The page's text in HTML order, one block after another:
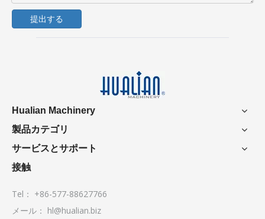
提出する
Hualian Machinery
製品カテゴリ
サービスとサポート
接触
Tel： +86-577-88627766
メール： hl@hualian.biz